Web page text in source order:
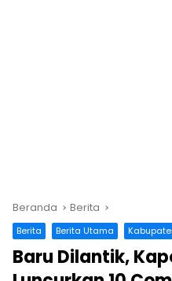
Beranda Berita
Berita Berita Utama
Baru Dilantik,